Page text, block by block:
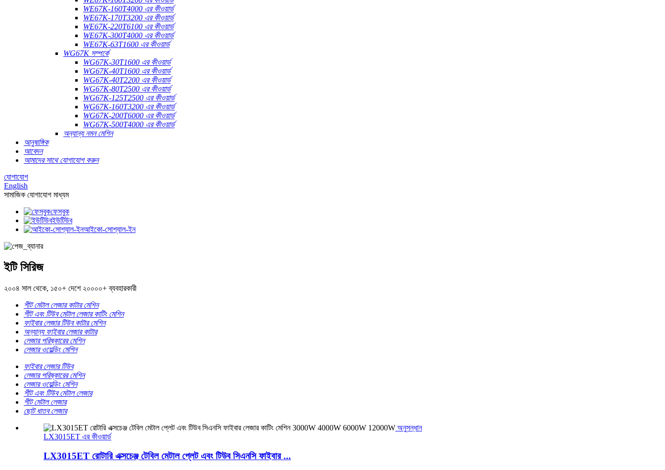
WE67K-160T4000 এর কীওয়ার্ড
WE67K-170T3200 এর কীওয়ার্ড
WE67K-220T6100 এর কীওয়ার্ড
WE67K-300T4000 এর কীওয়ার্ড
WE67K-63T1600 এর কীওয়ার্ড
WG67K সম্পর্কে
WG67K-30T1600 এর কীওয়ার্ড
WG67K-40T1600 এর কীওয়ার্ড
WG67K-40T2200 এর কীওয়ার্ড
WG67K-80T2500 এর কীওয়ার্ড
WG67K-125T2500 এর কীওয়ার্ড
WG67K-160T3200 এর কীওয়ার্ড
WG67K-200T6000 এর কীওয়ার্ড
WG67K-500T4000 এর কীওয়ার্ড
অন্যান্য নমন মেশিন
আনুষাঙ্গিক
আবেদন
আমাদের সাথে যোগাযোগ করুন
যোগাযোগ
English
সামাজিক যোগাযোগ মাধ্যম
ফেসবুক
ইউটিউব
আইকো-সোশ্যাল-ইন
ইটি সিরিজ
২০০৪ সাল থেকে, ১৫০+ দেশে ২০০০০+ ব্যবহারকারী
শীট মেটাল লেজার কাটার মেশিন
শীট এবং টিউব মেটাল লেজার কাটিং মেশিন
ফাইবার লেজার টিউব কাটার মেশিন
অন্যান্য ফাইবার লেজার কাটার
লেজার পরিষ্কারের মেশিন
লেজার ওয়েল্ডিং মেশিন
ফাইবার লেজার টিউব
লেজার পরিষ্কারের মেশিন
লেজার ওয়েল্ডিং মেশিন
শীট এবং টিউব মেটাল লেজার
শীট মেটাল লেজার
ছোট ধাতব লেজার
অনুসন্ধান
LX3015ET এর কীওয়ার্ড
LX3015ET রোটারি এক্সচেঞ্জ টেবিল মেটাল প্লেট এবং টিউব সিএনসি ফাইবার ...